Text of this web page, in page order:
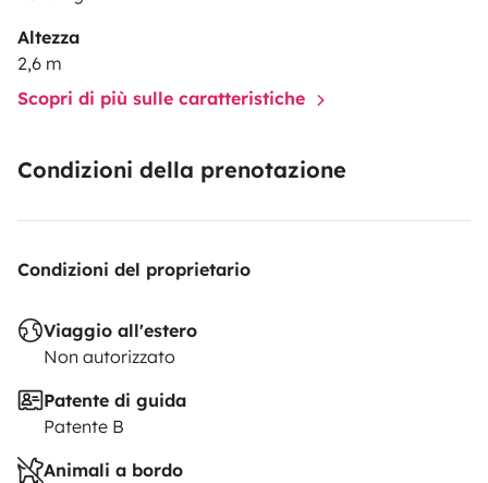
Altezza
2,6 m
Scopri di più sulle caratteristiche
Condizioni della prenotazione
Condizioni del proprietario
Viaggio all'estero
Non autorizzato
Patente di guida
Patente B
Animali a bordo